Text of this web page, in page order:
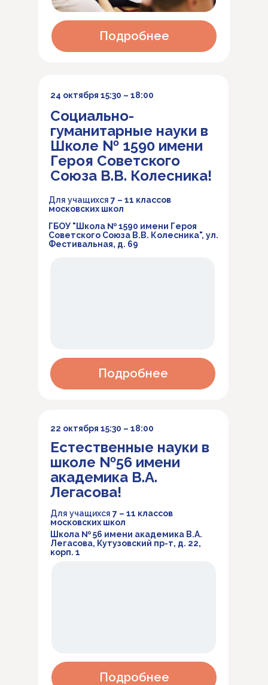
Подробнее
24 октября 15:30 – 18:00
Социально-
гуманитарные науки в
Школе № 1590 имени
Героя Советского
Союза В.В. Колесника!
Для учащихся 7 – 11 классов
московских школ
Подробнее
ГБОУ "Школа № 1590 имени Героя
Советского Союза В.В. Колесника", ул.
Фестивальная, д. 69
22 октября 15:30 – 18:00
Естественные науки в
школе №56 имени
академика В.А.
Легасова!
Для учащихся 7 – 11 классов
московских школ
Школа № 56 имени академика В.А.
Легасова, Кутузовский пр-т, д. 22,
корп. 1
Подробнее